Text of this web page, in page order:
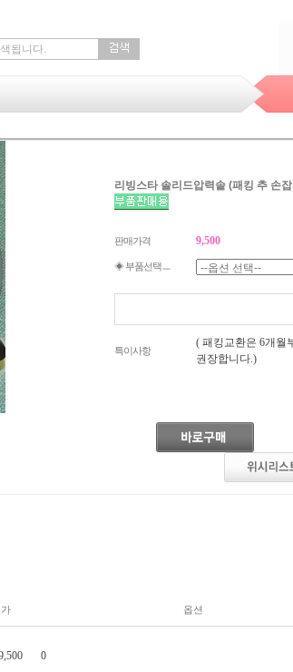
리빙스타 솔리드압력솥 (패킹 추 손
판매가격 9,500
◈ 부품선택ㅡ
특이사항
( 패킹교환은 6개월
권장합니다.)
옵션
0